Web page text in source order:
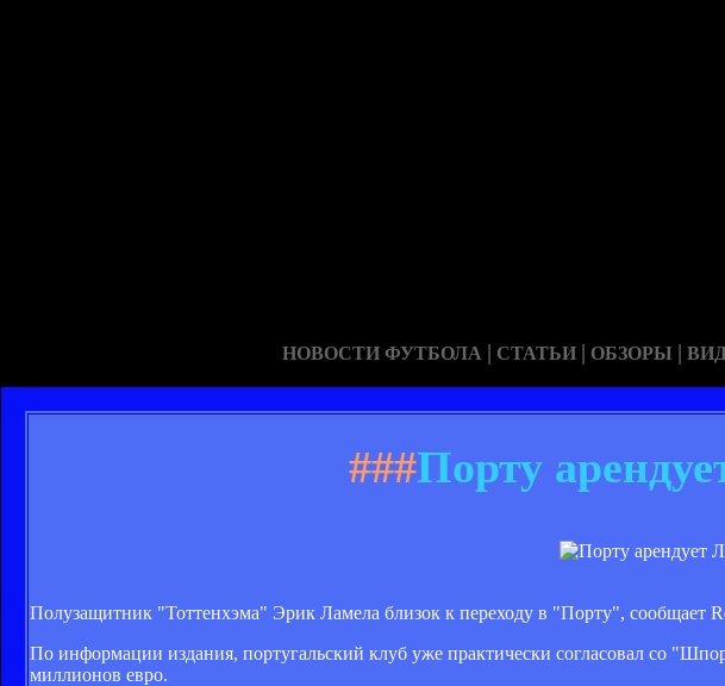
НОВОСТИ ФУТБОЛА | СТАТЬИ | ОБЗОРЫ |
###Порту
Полузащитник "Тоттенхэма" Эрик Ламела близок к переходу в "Порту", сообщает
По информации издания, португальский клуб уже практически согласовал со
миллионов евро.